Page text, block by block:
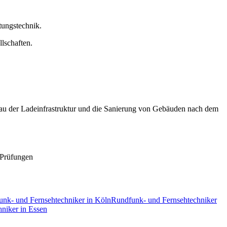
.
.
der Ladeinfrastruktur und die Sanierung von Gebäuden nach dem
und Fernsehtechnikerin KölnRundfunk- und Fernsehtechniker
in Essen